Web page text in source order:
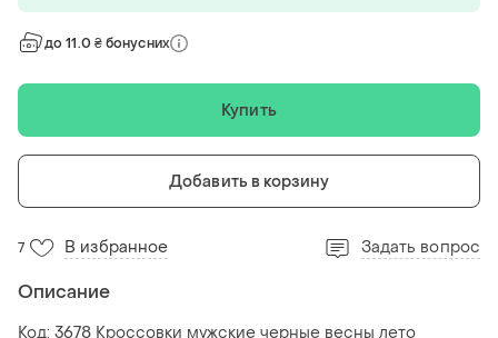
до 11.0 ₴ бонусних
Купить
Добавить в корзину
7 В избранное Задать вопрос
Описание
Код: 3678 Кроссовки мужские черные весны лето